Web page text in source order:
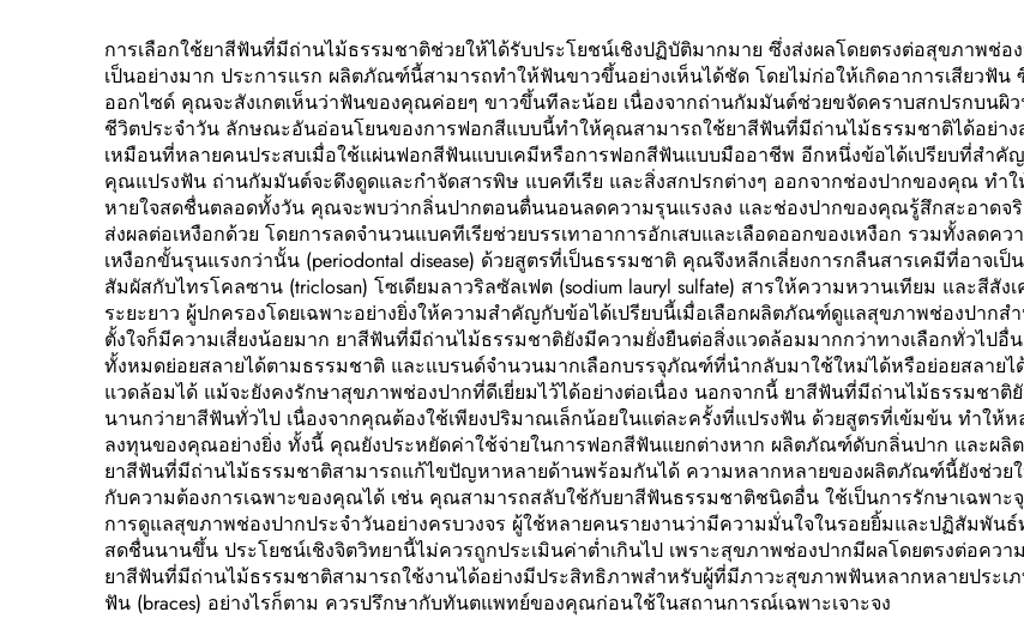
การเลือกใช้ยาสีฟันที่มีถ่านไม้ธรรมชาติช่วยให้ได้รับประโยชน์เชิงปฏิบัติมากมาย ซึ่งส่งผลโดยตรงต่อสุขภาพช่
เป็นอย่างมาก ประการแรก ผลิตภัณฑ์นี้สามารถทำให้ฟันขาวขึ้นอย่างเห็นได้ชัด โดยไม่ก่อให้เกิดอาการเสียวฟัน
ออกไซด์ คุณจะสังเกตเห็นว่าฟันของคุณค่อยๆ ขาวขึ้นทีละน้อย เนื่องจากถ่านกัมมันต์ช่วยขจัดคราบสกปรกบน
ชีวิตประจำวัน ลักษณะอันอ่อนโยนของการฟอกสีแบบนี้ทำให้คุณสามารถใช้ยาสีฟันที่มีถ่านไม้ธรรมชาติได้อย่าง
เหมือนที่หลายคนประสบเมื่อใช้แผ่นฟอกสีฟันแบบเคมีหรือการฟอกสีฟันแบบมืออาชีพ อีกหนึ่งข้อได้เปรียบที่สำ
คุณแปรงฟัน ถ่านกัมมันต์จะดึงดูดและกำจัดสารพิษ แบคทีเรีย และสิ่งสกปรกต่างๆ ออกจากช่องปากของคุณ ทำ
หายใจสดชื่นตลอดทั้งวัน คุณจะพบว่ากลิ่นปากตอนตื่นนอนลดความรุนแรงลง และช่องปากของคุณรู้สึกสะอาดจริ
ส่งผลต่อเหงือกด้วย โดยการลดจำนวนแบคทีเรียช่วยบรรเทาอาการอักเสบและเลือดออกของเหงือก รวมทั้งลดคว
เหงือกขั้นรุนแรงกว่านั้น (periodontal disease) ด้วยสูตรที่เป็นธรรมชาติ คุณจึงหลีกเลี่ยงการกลืนสารเคมีที่อา
สัมผัสกับไทรโคลซาน (triclosan) โซเดียมลาวริลซัลเฟต (sodium lauryl sulfate) สารให้ความหวานเทียม และสี
ระยะยาว ผู้ปกครองโดยเฉพาะอย่างยิ่งให้ความสำคัญกับข้อได้เปรียบนี้เมื่อเลือกผลิตภัณฑ์ดูแลสุขภาพช่องปากส
ตั้งใจก็มีความเสี่ยงน้อยมาก ยาสีฟันที่มีถ่านไม้ธรรมชาติยังมีความยั่งยืนต่อสิ่งแวดล้อมมากกว่าทางเลือกทั่วไป
ทั้งหมดย่อยสลายได้ตามธรรมชาติ และแบรนด์จำนวนมากเลือกบรรจุภัณฑ์ที่นำกลับมาใช้ใหม่ได้หรือย่อยสลาย
แวดล้อมได้ แม้จะยังคงรักษาสุขภาพช่องปากที่ดีเยี่ยมไว้ได้อย่างต่อเนื่อง นอกจากนี้ ยาสีฟันที่มีถ่านไม้ธรรมชา
นานกว่ายาสีฟันทั่วไป เนื่องจากคุณต้องใช้เพียงปริมาณเล็กน้อยในแต่ละครั้งที่แปรงฟัน ด้วยสูตรที่เข้มข้น ทำให้
ลงทุนของคุณอย่างยิ่ง ทั้งนี้ คุณยังประหยัดค่าใช้จ่ายในการฟอกสีฟันแยกต่างหาก ผลิตภัณฑ์ดับกลิ่นปาก และผลิ
ยาสีฟันที่มีถ่านไม้ธรรมชาติสามารถแก้ไขปัญหาหลายด้านพร้อมกันได้ ความหลากหลายของผลิตภัณฑ์นี้ยังช่ว
กับความต้องการเฉพาะของคุณได้ เช่น คุณสามารถสลับใช้กับยาสีฟันธรรมชาติชนิดอื่น ใช้เป็นการรักษาเฉพาะ
การดูแลสุขภาพช่องปากประจำวันอย่างครบวงจร ผู้ใช้หลายคนรายงานว่ามีความมั่นใจในรอยยิ้มและปฏิสัมพัน
สดชื่นนานขึ้น ประโยชน์เชิงจิตวิทยานี้ไม่ควรถูกประเมินค่าต่ำเกินไป เพราะสุขภาพช่องปากมีผลโดยตรงต่อค
ยาสีฟันที่มีถ่านไม้ธรรมชาติสามารถใช้งานได้อย่างมีประสิทธิภาพสำหรับผู้ที่มีภาวะสุขภาพฟันหลากหลายประเ
ฟัน (braces) อย่างไรก็ตาม ควรปรึกษากับทันตแพทย์ของคุณก่อนใช้ในสถานการณ์เฉพาะเจาะจง